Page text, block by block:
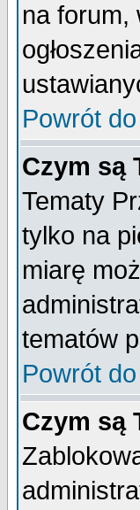
na forum,
Powrót
Czym są
Tematy
tylko na
miarę
tematów
Powrót
Czym są